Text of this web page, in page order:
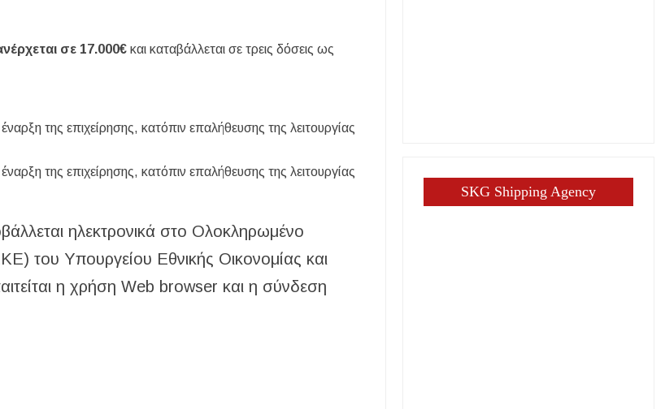
σε 17.000€ και καταβάλλεται σε τρεις δόσεις ως
της επιχείρησης, κατόπιν επαλήθευσης της λειτουργίας
της επιχείρησης, κατόπιν επαλήθευσης της λειτουργίας
ηλεκτρονικά στο Ολοκληρωμένο
του Υπουργείου Εθνικής Οικονομίας και
η χρήση Web browser και η σύνδεση
SKG Shipping Agency